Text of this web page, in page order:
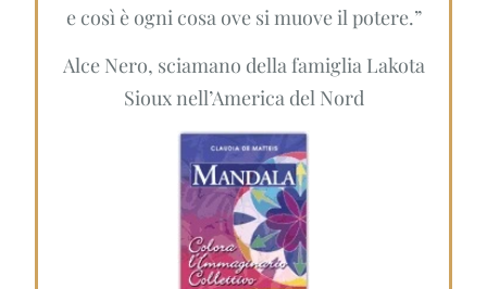
e così è ogni cosa ove si muove il potere.”
Alce Nero, sciamano della famiglia Lakota
Sioux nell’America del Nord